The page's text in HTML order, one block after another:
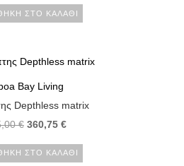
ΣΤΟ ΚΑΛΆΘΙ
Bay Living
Depthless matrix
€ 360,75 €
ΣΤΟ ΚΑΛΆΘΙ